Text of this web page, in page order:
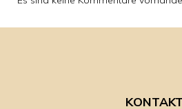
KONTAKT